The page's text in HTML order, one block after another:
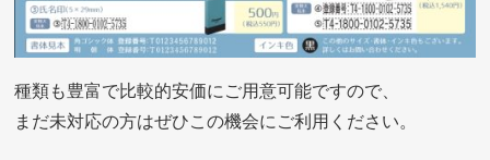
種類も豊富で比較的安価にご用意可能ですので、
まだ未対応の方はぜひこの機会にご利用ください。